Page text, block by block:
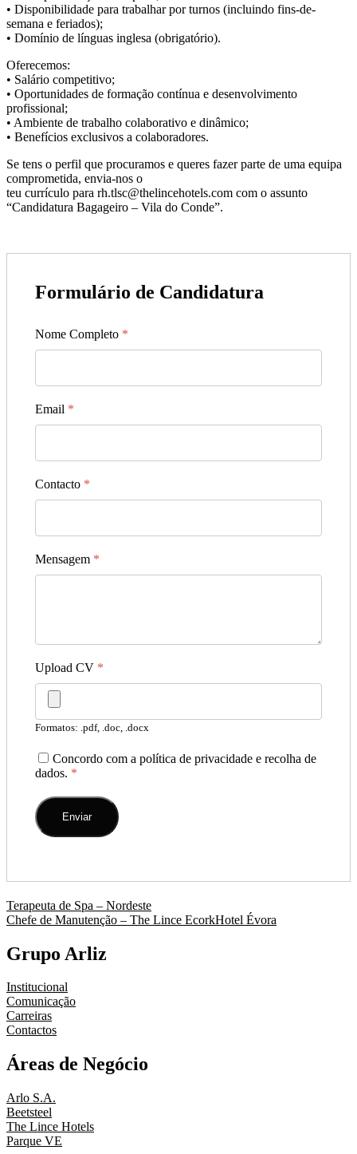
• Disponibilidade para trabalhar por turnos (incluindo fins-de-
semana e feriados);
• Domínio de línguas inglesa (obrigatório).
Oferecemos:
• Salário competitivo;
• Oportunidades de formação contínua e desenvolvimento
profissional;
• Ambiente de trabalho colaborativo e dinâmico;
• Benefícios exclusivos a colaboradores.
Se tens o perfil que procuramos e queres fazer parte de uma equipa
comprometida, envia-nos o
teu currículo para rh.tlsc@thelincehotels.com com o assunto
“Candidatura Bagageiro – Vila do Conde”.
Formulário de Candidatura
Nome Completo *
Email *
Contacto *
Mensagem *
Upload CV *
Formatos: .pdf, .doc, .docx
Concordo com a política de privacidade e recolha de
dados. *
Navegação
de
artigos
Terapeuta de Spa – Nordeste
Chefe de Manutenção – The Lince EcorkHotel Évora
Grupo Arliz
Institucional
Comunicação
Carreiras
Contactos
Áreas de Negócio
Arlo S.A.
Beetsteel
The Lince Hotels
Parque VE